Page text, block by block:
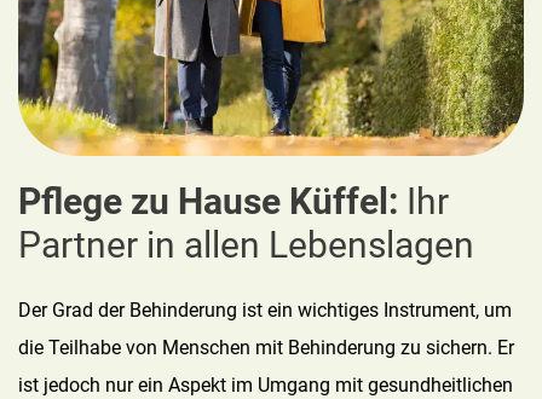
Pflege zu Hause Küffel: Ihr
Partner in allen Lebenslagen
Der Grad der Behinderung ist ein wichtiges Instrument, um
die Teilhabe von Menschen mit Behinderung zu sichern. Er
ist jedoch nur ein Aspekt im Umgang mit gesundheitlichen